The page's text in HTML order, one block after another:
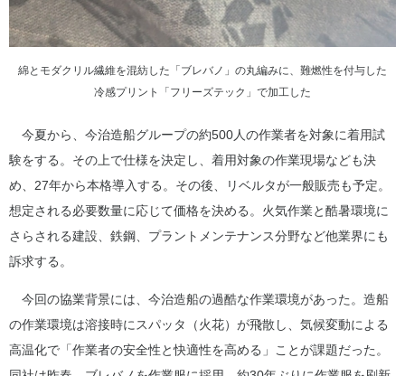
綿とモダクリル繊維を混紡した「ブレバノ」の丸編みに、難燃性を付与した
冷感プリント「フリーズテック」で加工した
今夏から、今治造船グループの約500人の作業者を対象に着用試
験をする。その上で仕様を決定し、着用対象の作業現場なども決
め、27年から本格導入する。その後、リベルタが一般販売も予定。
想定される必要数量に応じて価格を決める。火気作業と酷暑環境に
さらされる建設、鉄鋼、プラントメンテナンス分野など他業界にも
訴求する。
今回の協業背景には、今治造船の過酷な作業環境があった。造船
の作業環境は溶接時にスパッタ（火花）が飛散し、気候変動による
高温化で「作業者の安全性と快適性を高める」ことが課題だった。